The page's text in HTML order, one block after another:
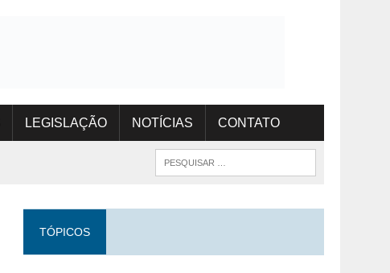
LEGISLAÇÃO NOTÍCIAS CONTATO
TÓPICOS